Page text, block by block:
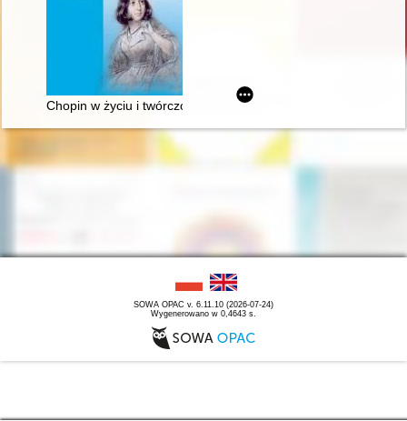
Chopin w życiu i twórczości George Sand
SOWA OPAC v. 6.11.10 (2026-07-24)
Wygenerowano w 0,4643 s.